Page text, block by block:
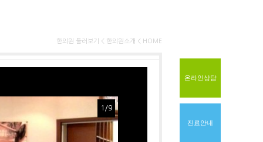
한의원 둘러보기 < 한의원소개 < HOME
1 /9
온라인상담
진료안내